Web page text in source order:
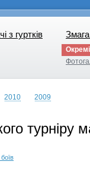
з гуртків
з гуртків
Окремі
2010 2009
турніру